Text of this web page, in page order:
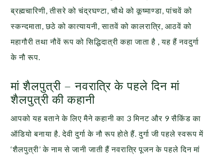
ब्रह्मचारिणी, तीसरे को चंद्रघण्टा, चौथे को कूष्माण्डा, पांचवें को
स्कन्दमाता, छठे को कात्यायनी, सातवें को कालरात्रि, आठवें को
महागौरी तथा नौवें रूप को सिद्धिदात्री कहा जाता है , यह हैं नवदुर्गा
के नौ रूप.
मां शैलपुत्री – नवरात्रि के पहले दिन मां
शैलपुत्री की कहानी
आपको यह बताने के लिए मैने कहानी का 3 मिनट और 9 सैकिंड का
ऑडियो बनाया है. देवी दुर्गा के नौ रूप होते हैं. दुर्गा जी पहले स्वरूप में
‘शैलपुत्री’ के नाम से जानी जाती हैं नवरात्रि पूजन के पहले दिन मां